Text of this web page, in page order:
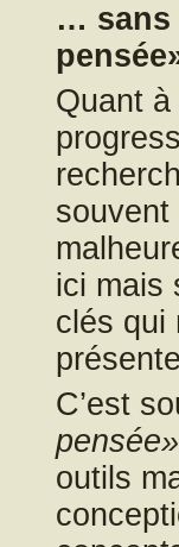
… sans
Quant
souvent
ici mais
clés qui
C’est
pensée»
outils